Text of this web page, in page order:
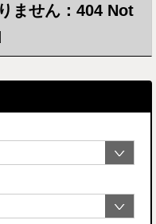
ません：404 Not